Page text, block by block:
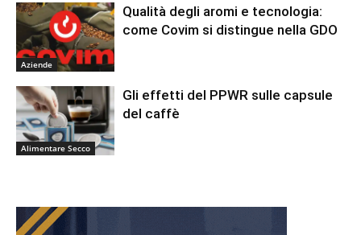
Aziende
Qualità degli aromi e tecnologia:
come Covim si distingue nella GDO
Alimentare Secco
Gli effetti del PPWR sulle capsule
del caffè